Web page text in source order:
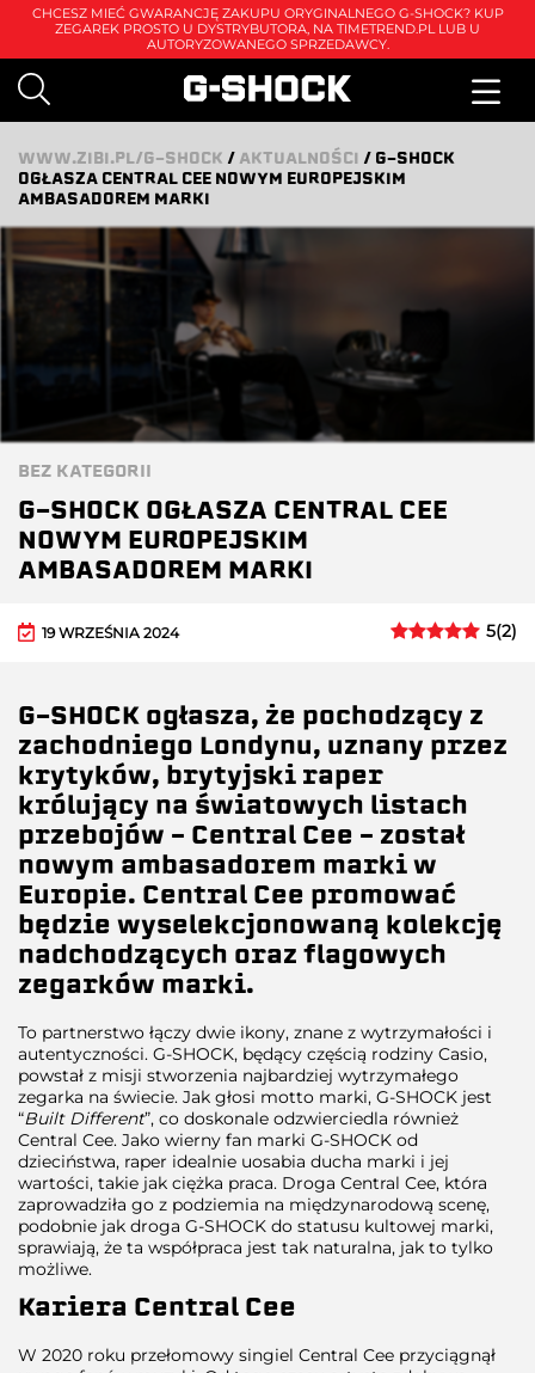
CHCESZ MIEĆ GWARANCJĘ ZAKUPU ORYGINALNEGO G-SHOCK? KUP
ZEGAREK PROSTO U DYSTRYBUTORA, NA TIMETREND.PL LUB U
AUTORYZOWANEGO SPRZEDAWCY.
WWW.ZIBI.PL/G-SHOCK / AKTUALNOŚCI / G-SHOCK
OGŁASZA CENTRAL CEE NOWYM EUROPEJSKIM
AMBASADOREM MARKI
BEZ KATEGORII
G-SHOCK OGŁASZA CENTRAL CEE
NOWYM EUROPEJSKIM
AMBASADOREM MARKI
19 WRZEŚNIA 2024 5(2)
G-SHOCK ogłasza, że pochodzący z
zachodniego Londynu, uznany przez
krytyków, brytyjski raper
królujący na światowych listach
przebojów – Central Cee – został
nowym ambasadorem marki w
Europie. Central Cee promować
będzie wyselekcjonowaną kolekcję
nadchodzących oraz flagowych
zegarków marki.
To partnerstwo łączy dwie ikony, znane z wytrzymałości i
autentyczności. G-SHOCK, będący częścią rodziny Casio,
powstał z misji stworzenia najbardziej wytrzymałego
zegarka na świecie. Jak głosi motto marki, G-SHOCK jest
“Built Different”, co doskonale odzwierciedla również
Central Cee. Jako wierny fan marki G-SHOCK od
dzieciństwa, raper idealnie uosabia ducha marki i jej
wartości, takie jak ciężka praca. Droga Central Cee, która
zaprowadziła go z podziemia na międzynarodową scenę,
podobnie jak droga G-SHOCK do statusu kultowej marki,
sprawiają, że ta współpraca jest tak naturalna, jak to tylko
możliwe.
Kariera Central Cee
W 2020 roku przełomowy singiel Central Cee przyciągnął